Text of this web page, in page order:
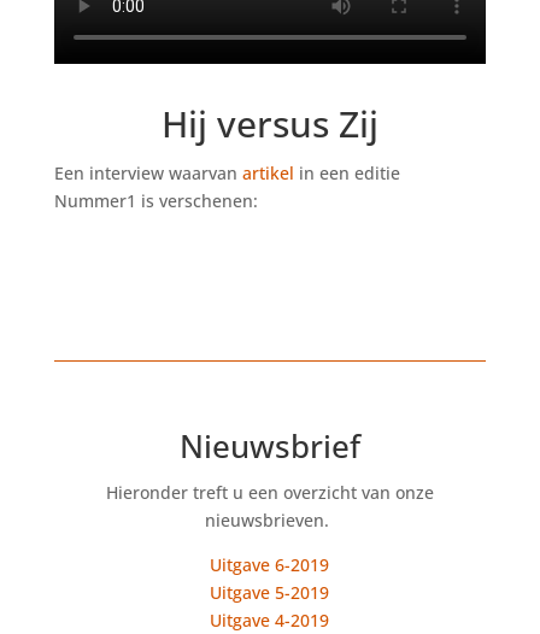
Hij versus Zij
Een interview waarvan artikel in een editie
Nummer1 is verschenen:
Nieuwsbrief
Hieronder treft u een overzicht van onze
nieuwsbrieven.
Uitgave 6-2019
Uitgave 5-2019
Uitgave 4-2019